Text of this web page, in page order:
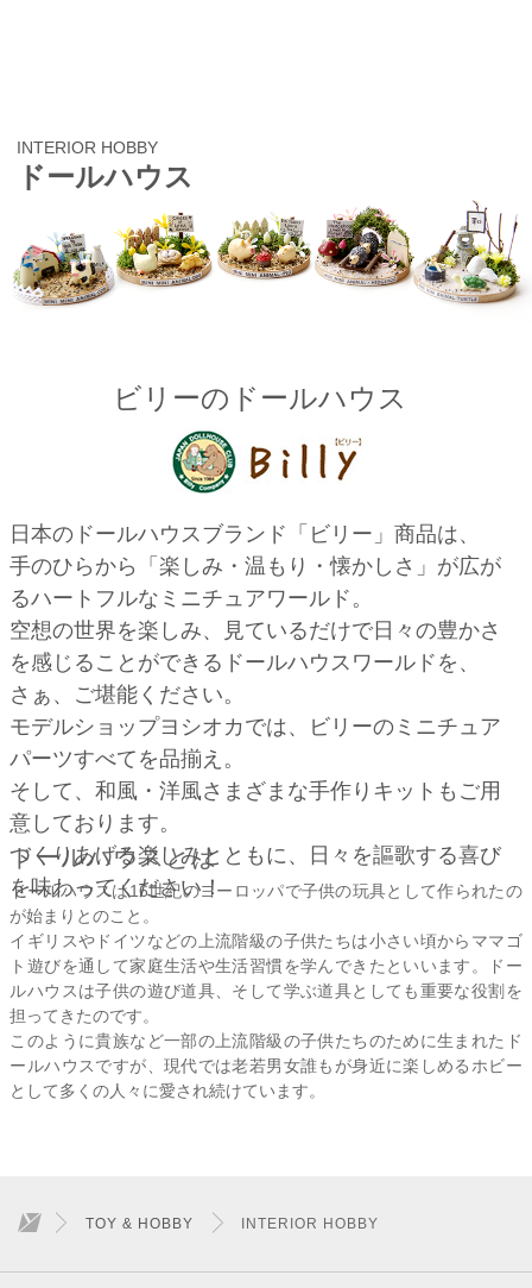
ドールハウスは16世紀のヨーロッパで子供の玩具として作られたの
が始まりとのこと。
イギリスやドイツなどの上流階級の子供たちは小さい頃からママゴ
ト遊びを通して家庭生活や生活習慣を学んできたといいます。ドー
ルハウスは子供の遊び道具、そして学ぶ道具としても重要な役割を
担ってきたのです。
このように貴族など一部の上流階級の子供たちのために生まれたド
ールハウスですが、現代では老若男女誰もが身近に楽しめるホビー
として多くの人々に愛され続けています。
ドールハウスとは
日本のドールハウスブランド「ビリー」商品は、
手のひらから「楽しみ・温もり・懐かしさ」が広が
るハートフルなミニチュアワールド。
空想の世界を楽しみ、見ているだけで日々の豊かさ
を感じることができるドールハウスワールドを、
さぁ、ご堪能ください。
モデルショップヨシオカでは、ビリーのミニチュア
パーツすべてを品揃え。
そして、和風・洋風さまざまな手作りキットもご用
意しております。
つくりあげる楽しみとともに、日々を謳歌する喜び
を味わってください！
ビリーのドールハウス
INTERIOR HOBBY
ドールハウス
TOY & HOBBY INTERIOR HOBBY